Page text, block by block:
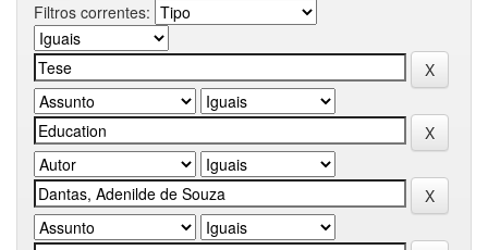
Filtros correntes: